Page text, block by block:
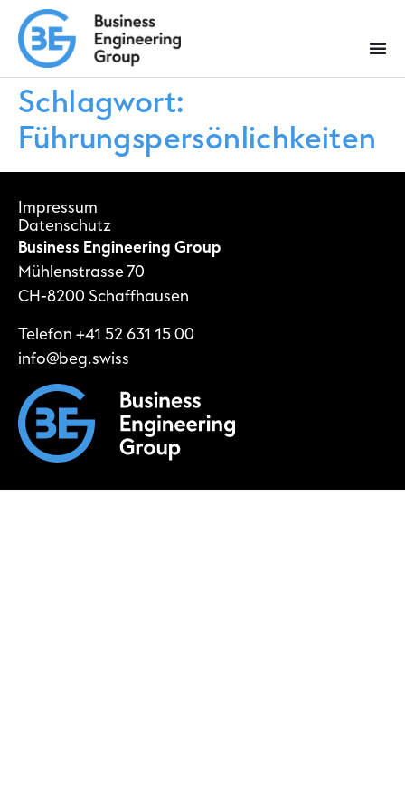
Schlagwort:
Führungspersönlichkeiten
Impressum
Datenschutz
Business Engineering Group
Mühlenstrasse 70
CH-8200 Schaffhausen
Telefon +41 52 631 15 00
info@beg.swiss